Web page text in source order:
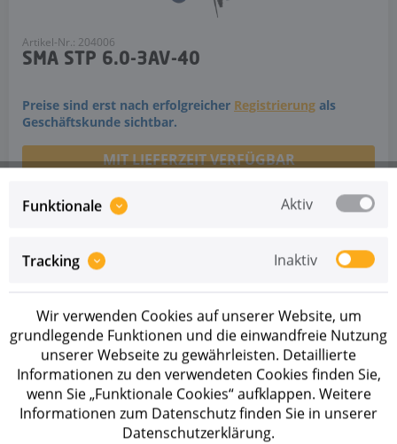
Artikel-Nr.: 204006
SMA STP 6.0-3AV-40
Preise sind erst nach erfolgreicher Registrierung als
Geschäftskunde sichtbar.
MIT LIEFERZEIT VERFÜGBAR
SMA Wechselrichter Sunny Tripower STP 6.0-3AV-40 - Der
Dreiphasige fürs Eigenheim.
Funktionale Aktiv
Tracking Inaktiv
Wir verwenden Cookies auf unserer Website, um
grundlegende Funktionen und die einwandfreie Nutzung
unserer Webseite zu gewährleisten. Detaillierte
Informationen zu den verwendeten Cookies finden Sie,
wenn Sie „Funktionale Cookies“ aufklappen. Weitere
Informationen zum Datenschutz finden Sie in unserer
Datenschutzerklärung.